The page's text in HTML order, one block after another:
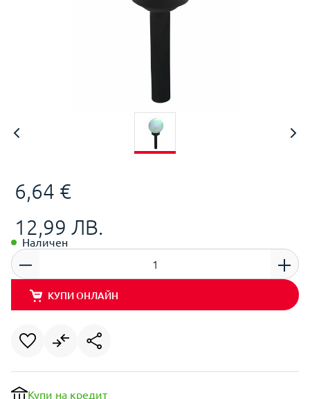
6,64 €
12,99 ЛВ.
Наличен
КУПИ ОНЛАЙН
Купи на кредит